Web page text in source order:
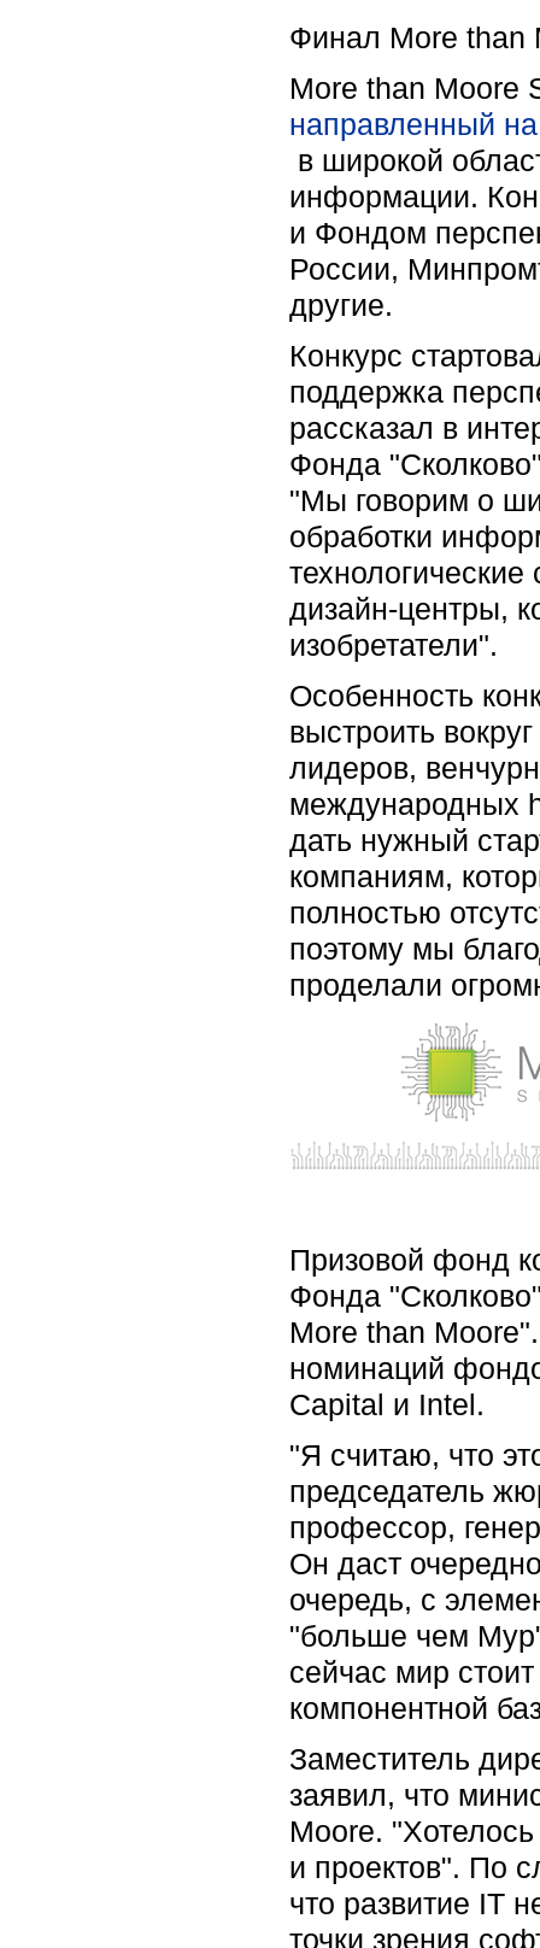
Финал More than
More than Moore
направленный
в широкой
информации.
и Фондом
России,
другие.
Конкурс
поддержка
рассказал в
Фонда
"Мы говорим о
обработки
дизайн-центры,
изобретатели".
Особенность
выстроить
лидеров,
международных
дать нужный
компаниям,
полностью
поэтому мы
проделали
Призовой фонд
Фонда
More than
номинаций
Capital и Intel.
"Я считаю, что
председатель
профессор,
Он даст
очередь, с
"больше чем
сейчас мир
компонентной
Заместитель
заявил, что
Moore.
и проектов". По
что развитие IT
точки зрения